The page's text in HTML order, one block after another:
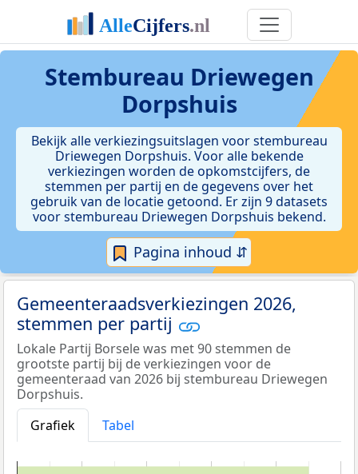
Stembureau Driewegen
Dorpshuis
Bekijk alle verkiezingsuitslagen voor stembureau
Driewegen Dorpshuis. Voor alle bekende
verkiezingen worden de opkomstcijfers, de
stemmen per partij en de gegevens over het
gebruik van de locatie getoond. Er zijn 9 datasets
voor stembureau Driewegen Dorpshuis bekend.
Pagina inhoud ⇵
Gemeenteraadsverkiezingen 2026,
stemmen per partij
Lokale Partij Borsele was met 90 stemmen de
grootste partij bij de verkiezingen voor de
gemeenteraad van 2026 bij stembureau Driewegen
Dorpshuis.
Grafiek
Tabel